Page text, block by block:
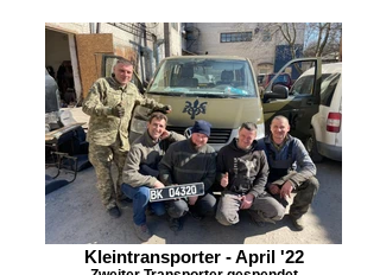
Kleintransporter - April '22